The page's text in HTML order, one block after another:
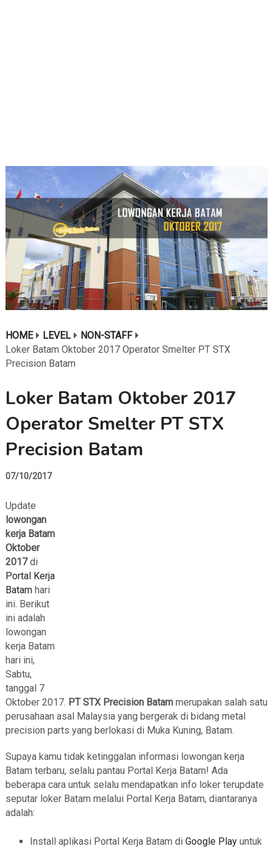
HOME LEVEL
NON-STAFF
Loker Batam Oktober 2017 Operator Smelter PT STX
Precision Batam
Loker Batam Oktober 2017
Operator Smelter PT STX
Precision Batam
07/10/2017
Update
lowongan
kerja Batam
Oktober
2017di
Portal Kerja
Batamhari
ini. Berikut
ini adalah
lowongan
kerja Batam
hari ini,
Sabtu,
tanggal 7
Oktober 2017. PT STX Precision Batammerupakan salah satu
perusahaan asal Malaysia yang bergerak di bidang metal
precision parts yang berlokasi di Muka Kuning, Batam.
Supaya kamu tidak ketinggalan informasi lowongan kerja
Batam terbaru, selalu pantau Portal Kerja Batam! Ada
beberapa cara untuk selalu mendapatkan info loker terupdate
seputar loker Batam melalui Portal Kerja Batam, diantaranya
adalah:
Install aplikasi Portal Kerja Batam di Google Playuntuk